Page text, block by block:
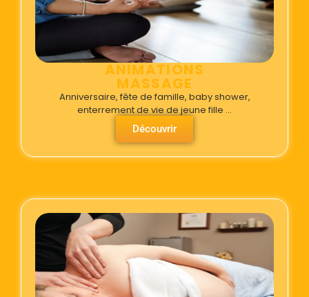
ANIMATIONS
MASSAGE
Anniversaire, fête de famille, baby shower,
enterrement de vie de jeune fille …
Découvrir